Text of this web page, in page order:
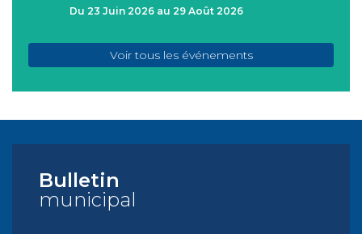
Du 23 Juin 2026 au 29 Août 2026
Voir tous les événements
Bulletin
municipal